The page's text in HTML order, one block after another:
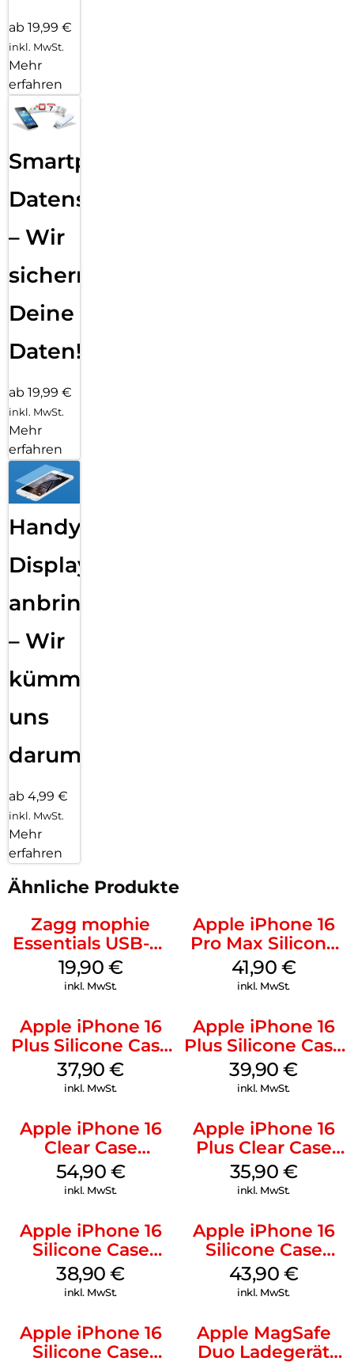
ab 19,99 €
inkl. MwSt.
Mehr
erfahren
Smartphone
Datensicherung
– Wir
sichern
Deine
Daten!
ab 19,99 €
inkl. MwSt.
Mehr
erfahren
Handy
Displayfolie
anbringen
– Wir
kümmern
uns
darum!
ab 4,99 €
inkl. MwSt.
Mehr
erfahren
Ähnliche Produkte
Zagg mophie
Essentials USB-C-
20W Charger PD
Weiß
19,90 €
inkl. MwSt.
Apple iPhone 16
Pro Max Silicone
Case MagSafe
Ultramarine
41,90 €
inkl. MwSt.
Apple iPhone 16
Plus Silicone Case
MagSafe Lake
Green
37,90€
inkl. MwSt.
Apple iPhone 16
Plus Silicone Case
MagSafe Plum
39,90€
inkl. MwSt.
Apple iPhone 16
Clear Case
MagSafe
Transparent
54,90 €
inkl. MwSt.
Apple iPhone 16
Plus Clear Case
MagSafe
Transparent
35,90 €
inkl. MwSt.
Apple iPhone 16
Silicone Case
MagSafe
Ultramarine
38,90€
inkl. MwSt.
Apple iPhone 16
Silicone Case
MagSafe Plum
43,90 €
inkl. MwSt.
Apple iPhone 16
Silicone Case
Apple MagSafe
Duo Ladegerät